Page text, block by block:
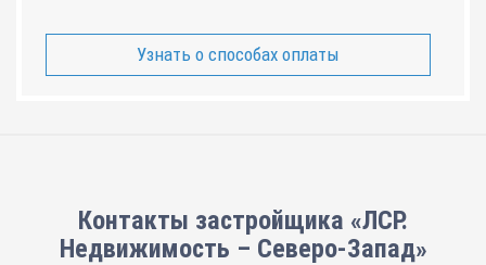
Узнать о способах оплаты
Контакты застройщика «ЛСР.
Недвижимость – Северо-Запад»